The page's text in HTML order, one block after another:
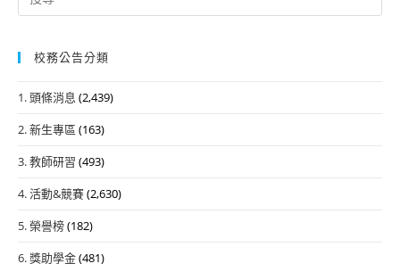
for:
校務公告分類
1. 頭條消息 (2,439)
2. 新生專區 (163)
3. 教師研習 (493)
4. 活動&競賽(2,630)
5. 榮譽榜(182)
6. 獎助學金(481)